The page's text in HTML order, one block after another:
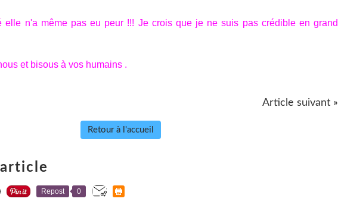
elle n'a même pas eu peur !!! Je crois que je ne suis pas crédible en grand
et bisous à vos humains .
Article suivant »
Retour à l'accueil
Repost 0